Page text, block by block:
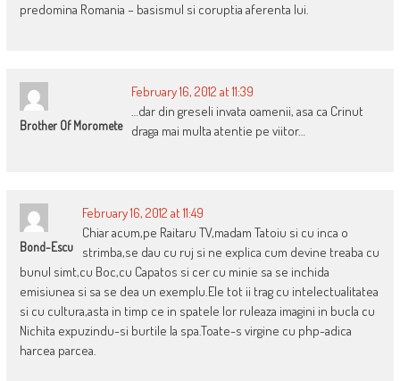
predomina Romania – basismul si coruptia aferenta lui.
Brother Of Moromete
February 16, 2012 at 11:39
…dar din greseli invata oamenii, asa ca Crinut
draga mai multa atentie pe viitor…
Bond-Escu
February 16, 2012 at 11:49
Chiar acum,pe Raitaru TV,madam Tatoiu si cu inca o
strimba,se dau cu ruj si ne explica cum devine treaba cu
bunul simt,cu Boc,cu Capatos si cer cu minie sa se inchida
emisiunea si sa se dea un exemplu.Ele tot ii trag cu intelectualitatea
si cu cultura,asta in timp ce in spatele lor ruleaza imagini in bucla cu
Nichita expuzindu-si burtile la spa.Toate-s virgine cu php-adica
harcea parcea.